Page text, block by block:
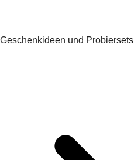
Geschenkideen und Probiersets